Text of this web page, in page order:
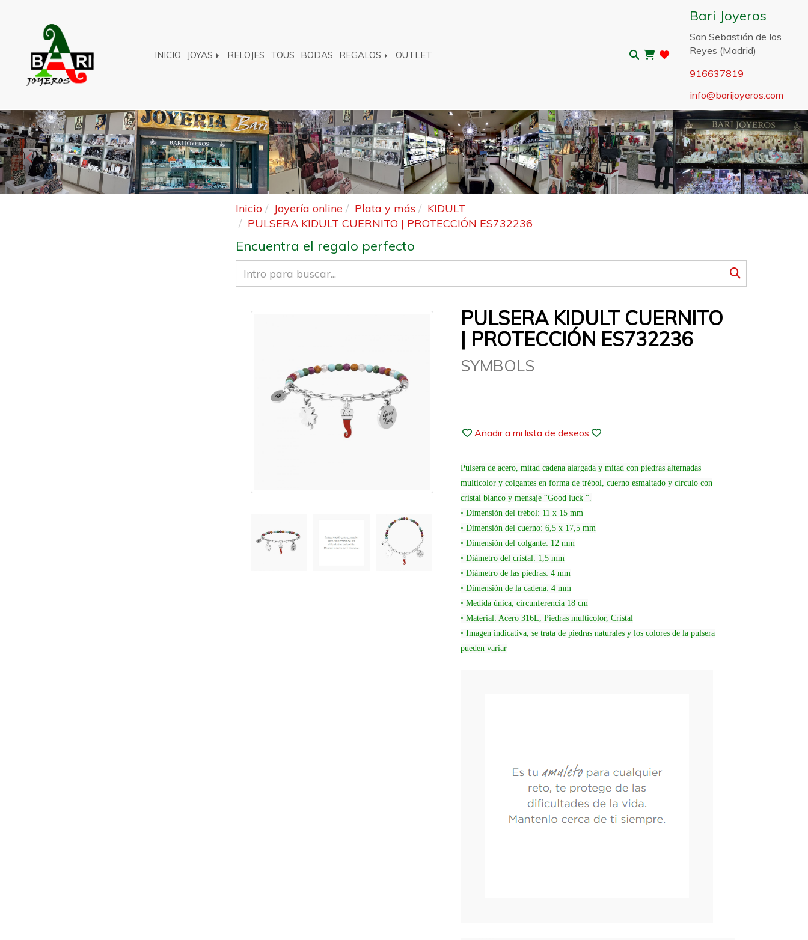
INICIO JOYAS RELOJES TOUS BODAS REGALOS OUTLET
Bari Joyeros
San Sebastián de los
Reyes (Madrid)
916637819
info
barijoyeros.com
Anterior
Inicio Joyería online Plata y más
KIDULT
PULSERA KIDULT CUERNITO | PROTECCIÓN ES732236
Encuentra el regalo perfecto
PULSERA KIDULT CUERNITO
| PROTECCIÓN ES732236
SYMBOLS
Añadir a mi lista de deseos
Pulsera de acero, mitad cadena alargada y mitad con piedras alternadas
multicolor y colgantes en forma de trébol, cuerno esmaltado y círculo con
cristal blanco y mensaje “Good luck “.
• Dimensión del trébol: 11 x 15 mm
• Dimensión del cuerno: 6,5 x 17,5 mm
• Dimensión del colgante: 12 mm
• Diámetro del cristal: 1,5 mm
• Diámetro de las piedras: 4 mm
• Dimensión de la cadena: 4 mm
• Medida única, circunferencia 18 cm
• Material: Acero 316L, Piedras multicolor, Cristal
• Imagen indicativa, se trata de piedras naturales y los colores de la pulsera
pueden variar